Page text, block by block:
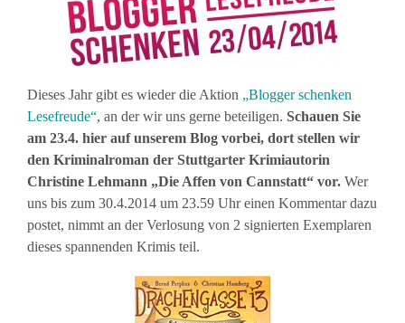
Dieses Jahr gibt es wieder die Aktion „Blogger schenken
Lesefreude“, an der wir uns gerne beteiligen. Schauen Sie
am 23.4. hier auf unserem Blog vorbei, dort stellen wir
den Kriminalroman der Stuttgarter Krimiautorin
Christine Lehmann „Die Affen von Cannstatt“ vor. Wer
uns bis zum 30.4.2014 um 23.59 Uhr einen Kommentar dazu
postet, nimmt an der Verlosung von 2 signierten Exemplaren
dieses spannenden Krimis teil.